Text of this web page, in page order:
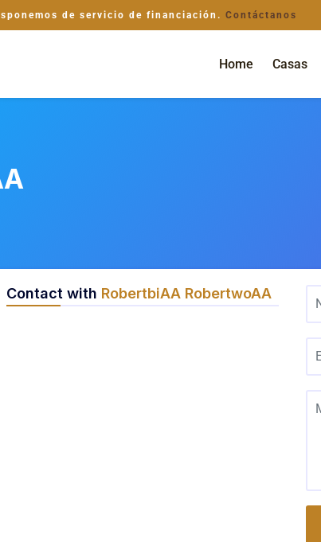
de servicio de financiación. Contáctanos
Home Casas
Contact with RobertbiAA RobertwoAA